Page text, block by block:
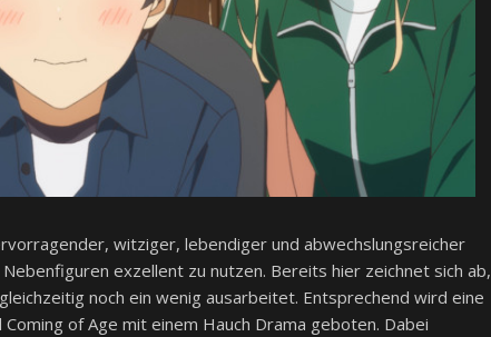
witziger, lebendiger und abwechslungsreicher
exzellent zu nutzen. Bereits hier zeichnet sich ab,
noch ein wenig ausarbeitet. Entsprechend wird eine
of Age mit einem Hauch Drama geboten. Dabei